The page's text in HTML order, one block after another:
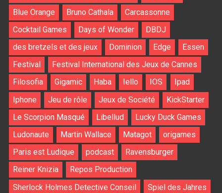
Blue Orange
Bruno Cathala
Carcassonne
Cocktail Games
Days of Wonder
DBDJ
des bretzels et des jeux
Dominion Edge
Essen
Festival
Festival International des Jeux de Cannes
Filosofia
Gigamic Haba Iello IOS
Ipad
Iphone
Jeu de rôle Jeux de Société
KickStarter
Le Scorpion Masqué
Libellud
Lucky Duck Games
Ludonaute
Martin Wallace Matagot
origames
Paris est Ludique
podcast
Ravensburger
Reiner Knizia
Repos Production
Sherlock Holmes Detective Conseil
Spiel des Jahres